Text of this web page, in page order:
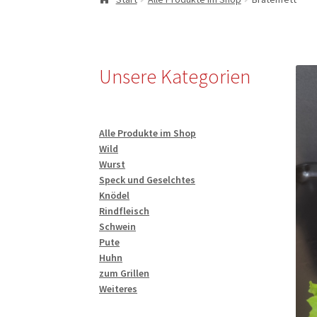
Unsere Kategorien
Alle Produkte im Shop
Wild
Wurst
Speck und Geselchtes
Knödel
Rindfleisch
Schwein
Pute
Huhn
zum Grillen
Weiteres